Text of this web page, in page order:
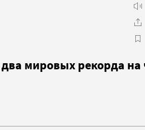
мировых рекорда